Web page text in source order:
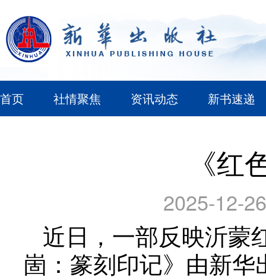
首页 社情聚焦 资讯动态 新书速递
《
2025-12-
近日，一部反映沂蒙
崮：篆刻印记》由新